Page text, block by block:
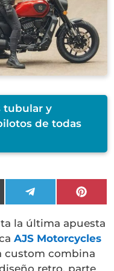
tubular y
de todas
Compartir
en
Telegram
en
la última apuesta
AJS Motorcycles
custom combina
retro, parte